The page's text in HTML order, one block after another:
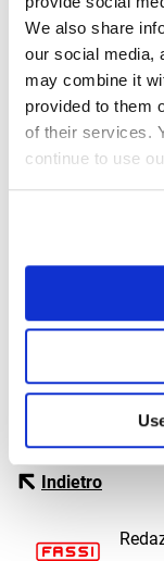
We also share
our social media,
may combine it
provided to them
of their services.
continue to use
history e,
eventi che
manifestazioni
Il portale sarà
di lancio e
visibilità sui
Siamo all’inizio
coinvolge tutti.
Redazione Fassi
Indietro